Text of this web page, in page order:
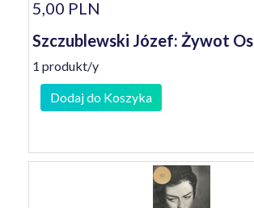
5,00 PLN
Szczublewski Józef: Żywot
1 produkt/y
Dodaj do Koszyka